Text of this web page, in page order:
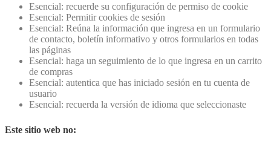
Esencial: recuerde su configuración de permiso de cookie
Esencial: Permitir cookies de sesión
Esencial: Reúna la información que ingresa en un formulario
de contacto, boletín informativo y otros formularios en todas
las páginas
Esencial: haga un seguimiento de lo que ingresa en un carrito
de compras
Esencial: autentica que has iniciado sesión en tu cuenta de
usuario
Esencial: recuerda la versión de idioma que seleccionaste
Este sitio web no: